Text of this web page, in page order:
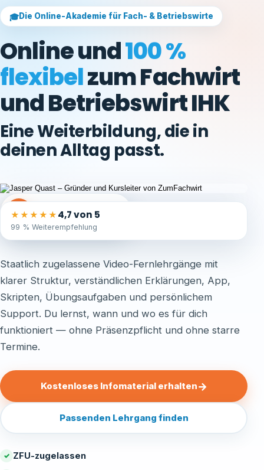
🎓Die Online-Akademie für Fach- & Betriebswirte
Online und100 %
flexibelzum Fachwirt
und Betriebswirt IHK
Eine Weiterbildung, die in
deinen Alltag passt.
▶ kurzer Video-Überblick
★★★★★ 4,7 von 5
99 % Weiterempfehlung
Staatlich zugelassene Video-Fernlehrgänge mit
klarer Struktur, verständlichen Erklärungen, App,
Skripten, Übungsaufgaben und persönlichem
Support. Du lernst, wann und wo es für dich
funktioniert — ohne Präsenzpflicht und ohne starre
Termine.
Kostenloses Infomaterial erhalten→
Passenden Lehrgang finden
✓ ZFU-zugelassen